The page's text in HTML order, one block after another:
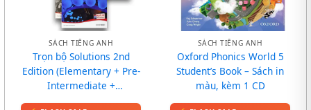
SÁCH TIẾNG ANH
Trọn bộ Solutions 2nd
Edition (Elementary + Pre-
Intermediate +
SÁCH TIẾNG ANH
Oxford Phonics World 5
Student’s Book – Sách in
màu, kèm 1 CD